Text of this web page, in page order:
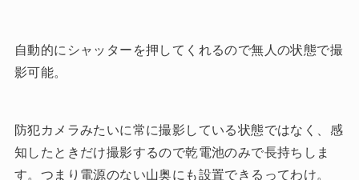
自動的にシャッターを押してくれるので無人の状態で撮
影可能。
防犯カメラみたいに常に撮影している状態ではなく、感
知したときだけ撮影するので乾電池のみで長持ちしま
す。つまり電源のない山奥にも設置できるってわけ。